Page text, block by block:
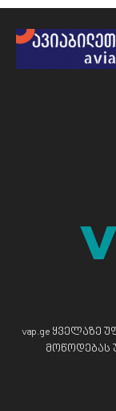
vap.ge ყველაზე
მოწოდებას